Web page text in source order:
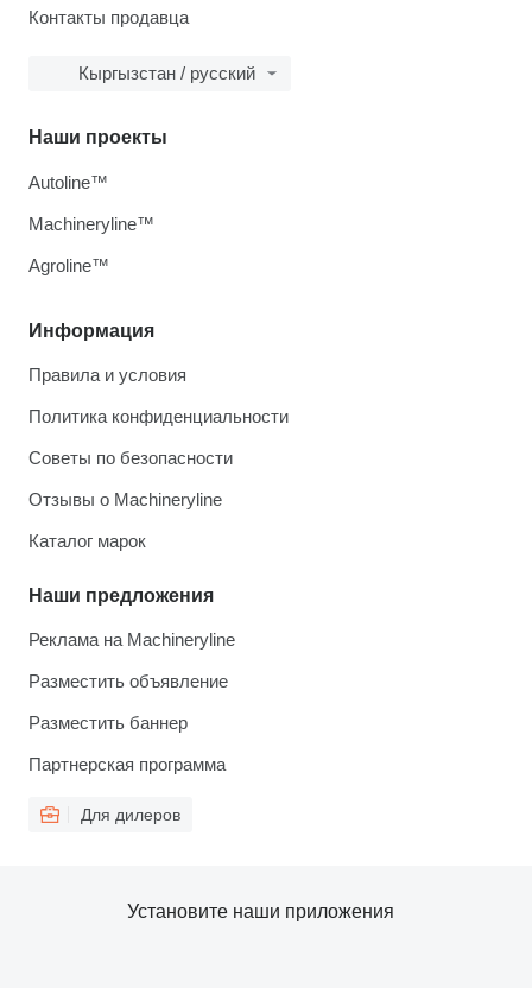
Контакты продавца
Кыргызстан / русский
Информация
Правила и условия
Политика конфиденциальности
Советы по безопасности
Отзывы о Machineryline
Каталог марок
Наши предложения
Реклама на Machineryline
Разместить объявление
Разместить баннер
Партнерская программа
Для дилеров
Наши проекты
Autoline™
Machineryline™
Agroline™
Установите наши приложения